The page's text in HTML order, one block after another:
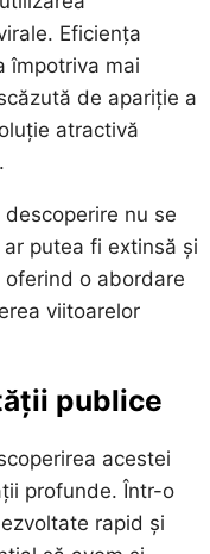
Eficiența
împotriva mai
de apariție a
atractivă
nu se
putea fi extinsă și
o abordare
viitoarelor
publice
acestei
profunde. Într-o
rapid și